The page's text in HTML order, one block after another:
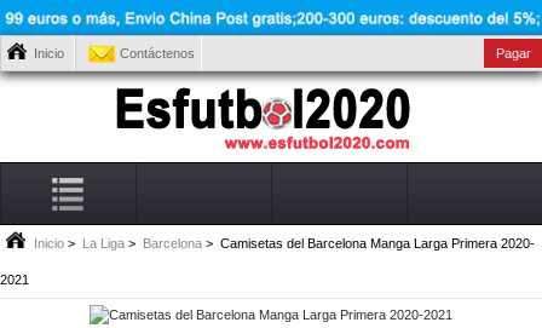
Inicio Contáctenos Pagar
Inicio > La Liga > Barcelona > Camisetas del Barcelona Manga Larga Primera 2020-
2021